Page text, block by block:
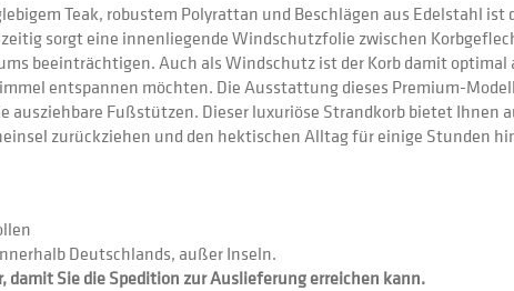
Teak, robustem Polyrattan und Beschlägen aus Edelstahl
sorgt eine innenliegende Windschutzfolie zwischen
beeinträchtigen. Auch als Windschutz ist der Korb damit
entspannen möchten. Die Ausstattung dieses Premium-
Fußstützen. Dieser luxuriöse Strandkorb bietet Ihnen
zurückziehen und den hektischen Alltag für einige Stunden
Deutschlands, außer Inseln.
Sie die Spedition zur Auslieferung erreichen kann.